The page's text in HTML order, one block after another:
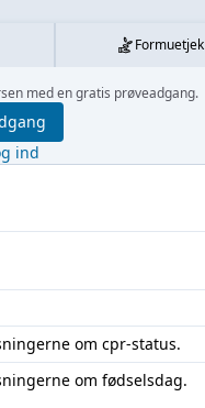
Formuetjek
med en gratis prøveadgang.
ind
om cpr-status.
om fødselsdag.